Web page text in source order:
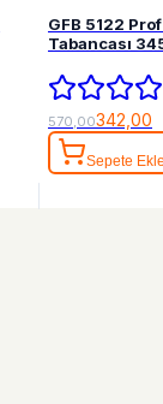
GFB 5122
Tabancası
570,00342,00
Sepete